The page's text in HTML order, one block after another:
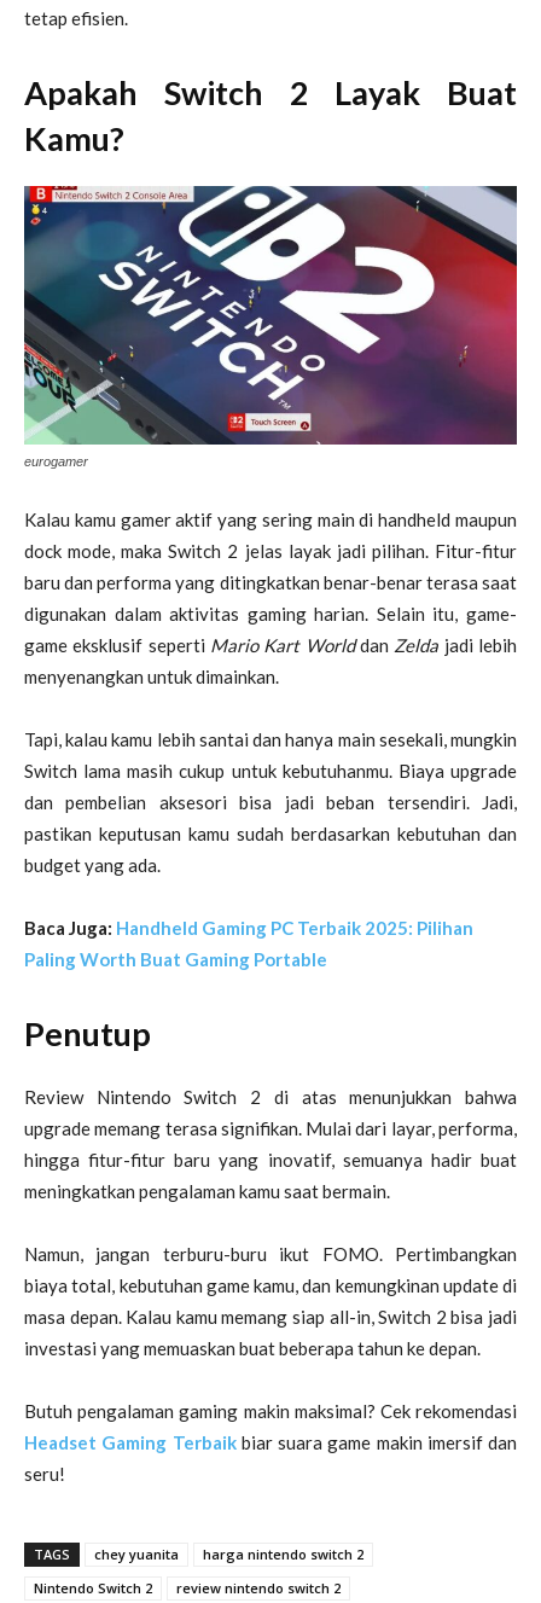
tetap efisien.
Apakah Switch 2 Layak Buat
Kamu?
eurogamer
Kalau kamu gamer aktif yang sering main di handheld maupun
dock mode, maka Switch 2 jelas layak jadi pilihan. Fitur-fitur
baru dan performa yang ditingkatkan benar-benar terasa saat
digunakan dalam aktivitas gaming harian. Selain itu, game-
game eksklusif seperti Mario Kart Worlddan Zelda jadi lebih
menyenangkan untuk dimainkan.
Tapi, kalau kamu lebih santai dan hanya main sesekali, mungkin
Switch lama masih cukup untuk kebutuhanmu. Biaya upgrade
dan pembelian aksesori bisa jadi beban tersendiri. Jadi,
pastikan keputusan kamu sudah berdasarkan kebutuhan dan
budget yang ada.
Baca Juga: Handheld Gaming PC Terbaik 2025: Pilihan
Paling Worth Buat Gaming Portable
Penutup
Review Nintendo Switch 2 di atas menunjukkan bahwa
upgrade memang terasa signifikan. Mulai dari layar, performa,
hingga fitur-fitur baru yang inovatif, semuanya hadir buat
meningkatkan pengalaman kamu saat bermain.
Namun, jangan terburu-buru ikut FOMO. Pertimbangkan
biaya total, kebutuhan game kamu, dan kemungkinan update di
masa depan. Kalau kamu memang siap all-in, Switch 2 bisa jadi
investasi yang memuaskan buat beberapa tahun ke depan.
Butuh pengalaman gaming makin maksimal? Cek rekomendasi
Headset Gaming Terbaikbiar suara game makin imersif dan
seru!
TAGS chey yuanita
harga nintendo switch 2
Nintendo Switch 2
review nintendo switch 2